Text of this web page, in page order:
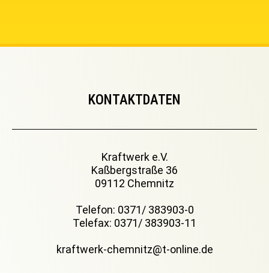
KONTAKTDATEN
Kraftwerk e.V.
Kaßbergstraße 36
09112 Chemnitz
Telefon: 0371/ 383903-0
Telefax: 0371/ 383903-11
kraftwerk-chemnitz@t-online.de